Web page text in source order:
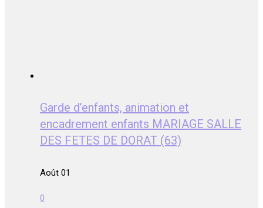
Garde d’enfants, animation et
encadrement enfants MARIAGE SALLE
DES FETES DE DORAT (63)
Août 01
0